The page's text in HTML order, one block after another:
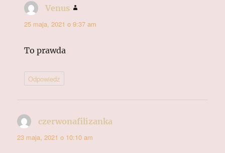
Venus
25 maja, 2021 o 9:37 am
To prawda
Odpowiedz
czerwonafilizanka
23 maja, 2021 o 10:10 am